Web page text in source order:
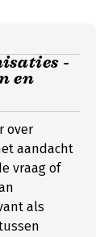
-
en
over
aandacht
vraag of
als